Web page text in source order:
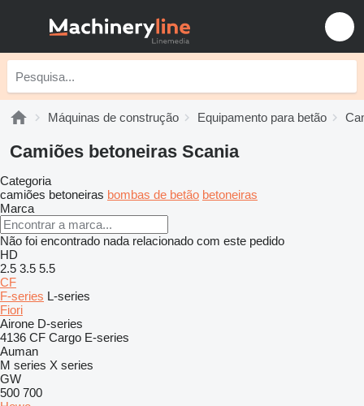
Máquinas de construção Equipamento para betão
Camiões betoneiras Scania
Categoria
camiões betoneiras bombas de betão betoneiras
Marca
Não foi encontrado nada relacionado com este pedido
HD
2.5 3.5 5.5
CF
F-series L-series
Fiori
Airone D-series
4136 CF Cargo E-series
Auman
M series X series
GW
500 700